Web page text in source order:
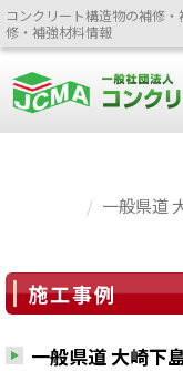
コンクリート構造物の補修
修・補強材料情報
一般県道
施工事例
一般県道 大崎下